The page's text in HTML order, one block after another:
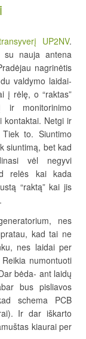
UP2NV.
su nauja antena
nagrinėtis
valdymo laidai-
į rėlę, o “raktas”
monitorinimo
kontaktai. Netgi ir
to. Siuntimo
siuntimą, bet kad
vėl negyvi
relės kai kada
“raktą” kai jis
nes
kad tai ne
nes laidai per
numontuoti
bėda- ant laidų
bus pisliavos
schema PCB
Ir dar iškarto
kiaurai per